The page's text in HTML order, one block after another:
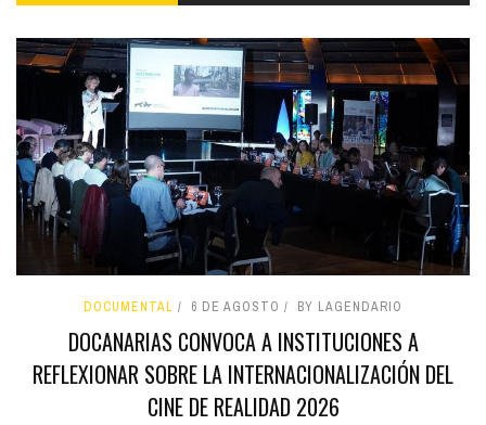
DOCUMENTAL 6 DE AGOSTO BY LAGENDARIO
DOCANARIAS CONVOCA A INSTITUCIONES A
REFLEXIONAR SOBRE LA INTERNACIONALIZACIÓN DEL
CINE DE REALIDAD 2026